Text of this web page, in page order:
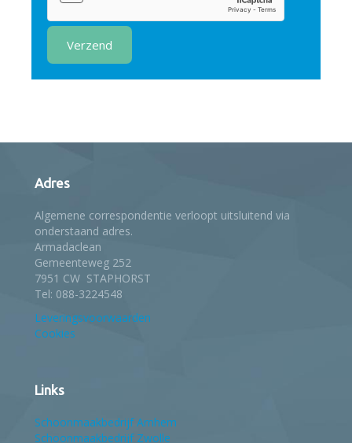
Verzend
Adres
Algemene correspondentie verloopt uitsluitend via
onderstaand adres.
Armadaclean
Gemeenteweg 252
7951 CW STAPHORST
Tel: 088-3224548
Leveringsvoorwaarden
Cookies
Links
Schoonmaakbedrijf Arnhem
Schoonmaakbedrijf Zwolle